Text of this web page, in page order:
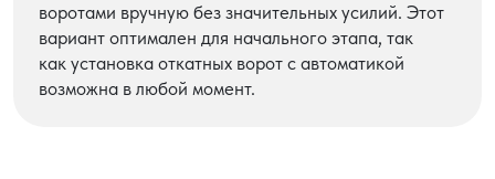
воротами вручную без значительных усилий. Этот
вариант оптимален для начального этапа, так
как установка откатных ворот с автоматикой
возможна в любой момент.